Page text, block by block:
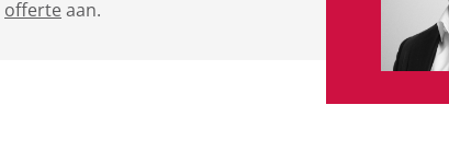
offerteaan.